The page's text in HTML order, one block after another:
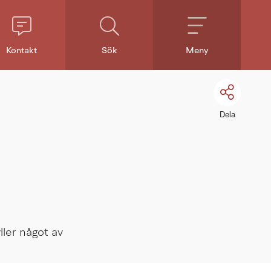
Kontakt Sök Meny
Dela
något av